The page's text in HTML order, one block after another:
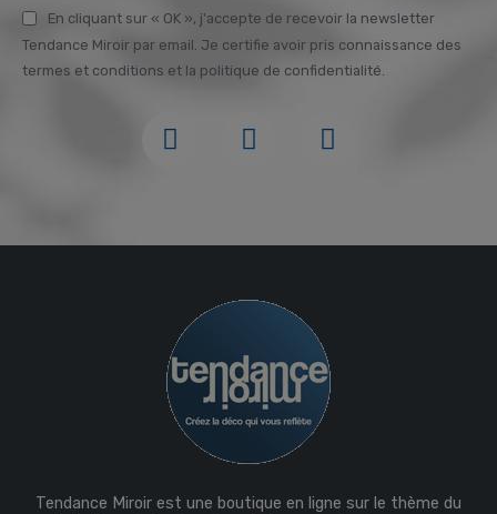
En cliquant sur « OK », j'accepte de recevoir la newsletter
Tendance Miroir par email. Je certifie avoir pris connaissance des
termes et conditions et la politique de confidentialité.
Tendance Miroir est une boutique en ligne sur le thème du